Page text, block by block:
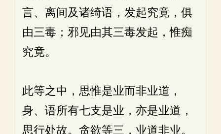
言、离间及诸绮语，发起究竟，俱
由三毒；邪见由其三毒发起，惟痴
究竟。
此等之中，思惟是业而非业道，
身、语所有七支是业，亦是业道，
思行处故。贪欲等三，业道非业。